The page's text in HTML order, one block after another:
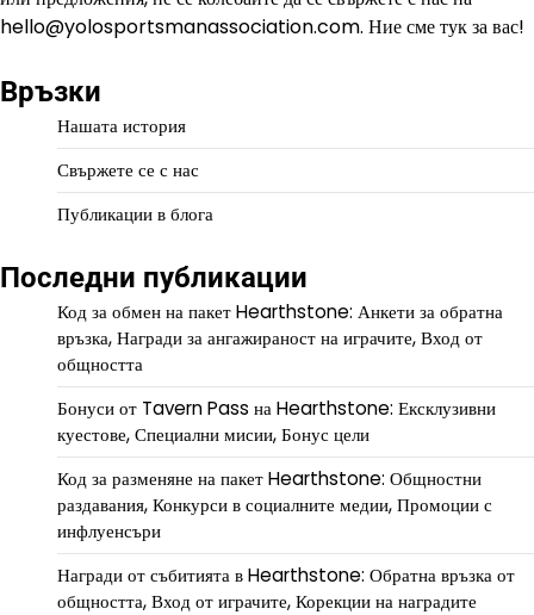
hello@yolosportsmanassociation.com. Ние сме тук за вас!
Връзки
Нашата история
Свържете се с нас
Публикации в блога
Последни публикации
Код за обмен на пакет Hearthstone: Анкети за обратна
връзка, Награди за ангажираност на играчите, Вход от
общността
Бонуси от Tavern Pass на Hearthstone: Ексклузивни
куестове, Специални мисии, Бонус цели
Код за разменяне на пакет Hearthstone: Общностни
раздавания, Конкурси в социалните медии, Промоции с
инфлуенсъри
Награди от събитията в Hearthstone: Обратна връзка от
общността, Вход от играчите, Корекции на наградите